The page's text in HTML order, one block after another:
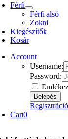
Férfi
Férfi alsó
Zokni
Kiegészítők
Kosár
Account
Username:
Password:
Regisztráció
Cart0